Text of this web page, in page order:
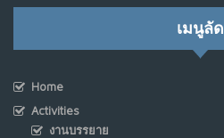
เมนูลัด
Home
Activities
งานบรรยาย